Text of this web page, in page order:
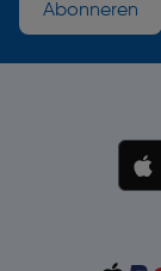
Abonneren